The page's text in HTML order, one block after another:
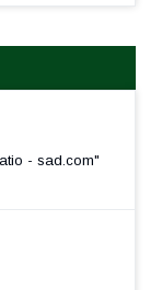
- sad.com"